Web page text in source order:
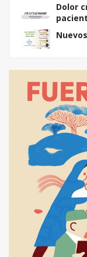
Dolor